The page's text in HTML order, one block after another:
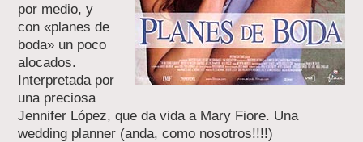
por medio, y
con «planes de
boda» un poco
alocados.
Interpretada por
una preciosa
Jennifer López, que da vida a Mary Fiore. Una
wedding planner (anda, como nosotros!!!!)